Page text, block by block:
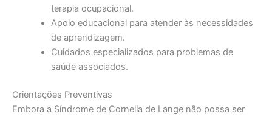
terapia ocupacional.
Apoio educacional para atender às necessidades
de aprendizagem.
Cuidados especializados para problemas de
saúde associados.
Orientações Preventivas
Embora a Síndrome de Cornelia de Lange não possa ser